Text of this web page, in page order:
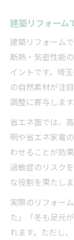
建築リフォーム
建築リフォーム
断熱・気密性能
イントです。埼
の自然素材が注
調整に寄与します
省エネ面では、
明や省エネ家電
わせることが効
過敏症のリスク
な役割を果たしま
実際のリフォー
た」「冬も足元
れます。ただし